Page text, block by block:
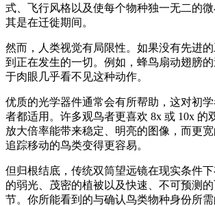
式、飞行风格以及使每个物种独一无二的
其是在迁徙期间。
然而，人类视觉有局限性。如果没有先进
到正在发生的一切。例如，蜂鸟扇动翅膀
于肉眼几乎看不见这种动作。
优质的光学器件通常会有所帮助，这对初
者都适用。许多观鸟者更喜欢 8x 或 10x 的
放大倍率能带来稳定、明亮的图像，而更
追踪移动的鸟类变得更容易。
但归根结底，传统双筒望远镜在现实条件
的弱光、茂密的植被以及快速、不可预测
节。你所能看到的与确认鸟类物种身份所